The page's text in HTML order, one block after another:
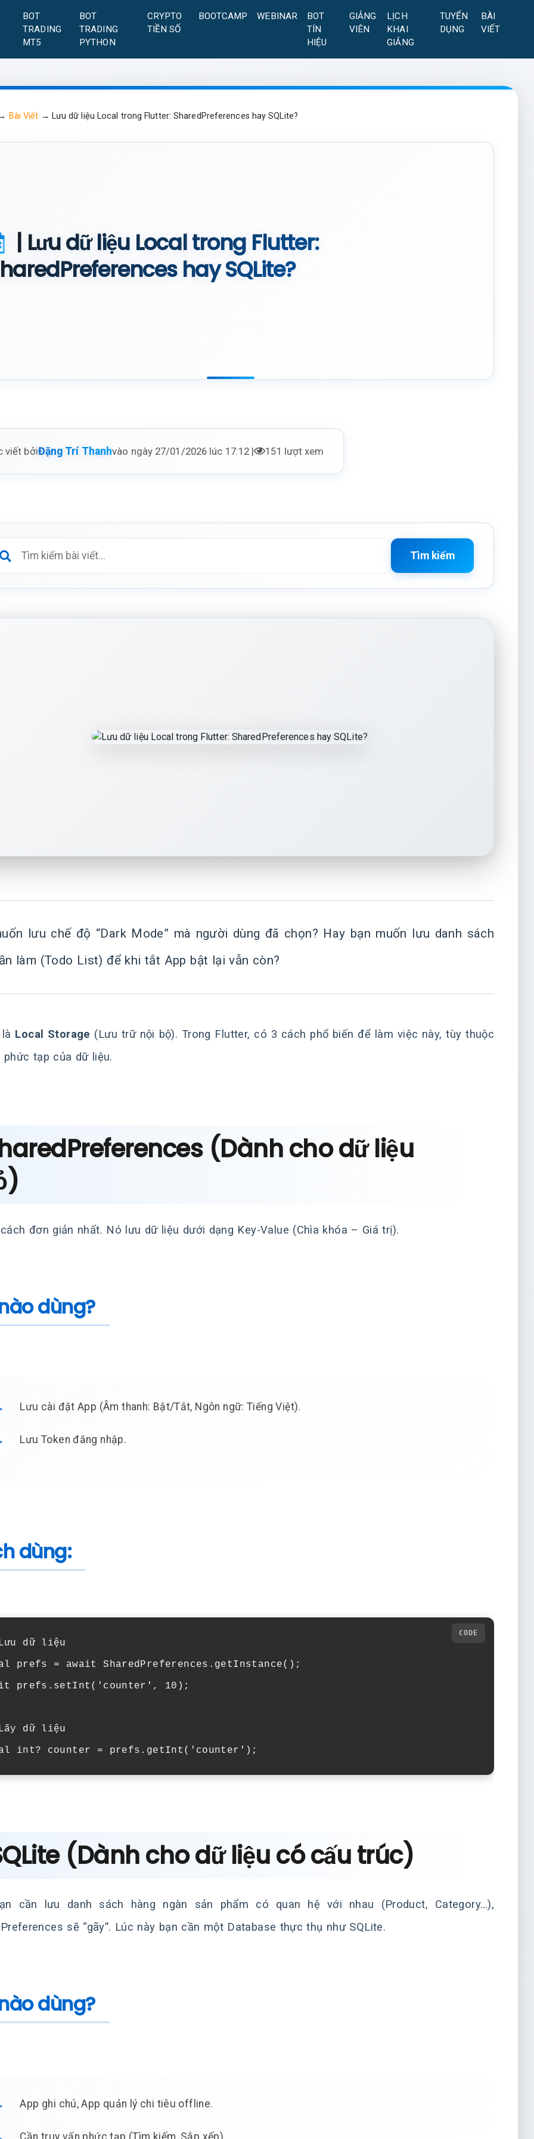
BOT
TRADING
MT5
BOT
TRADING
PYTHON
CRYPTO
TIỀN SỐ
BOOTCAMP WEBINAR
BOT
TÍN
HIỆU
GIẢNG
VIÊN
LỊCH
KHAI
GIẢNG
TUYỂN
DỤNG
BÀI
VIẾT
Bài Viết → Lưu dữ liệu Local trong Flutter: SharedPreferences hay SQLite?
| Lưu dữ liệu Local trong Flutter:
hay SQLite?
viết bởiĐặng Trí Thanhvào ngày 27/01/2026 lúc 17:12 | 151 lượt xem
Tìm kiếm
lưu chế độ “Dark Mode” mà người dùng đã chọn? Hay bạn muốn lưu danh sách
làm (Todo List) để khi tắt App bật lại vẫn còn?
Local Storage (Lưu trữ nội bộ). Trong Flutter, có 3 cách phổ biến để làm việc này, tùy thuộc
phức tạp của dữ liệu.
(Dành cho dữ liệu
đơn giản nhất. Nó lưu dữ liệu dưới dạng Key-Value (Chìa khóa – Giá trị).
dùng?
Lưu cài đặt App (Âm thanh: Bật/Tắt, Ngôn ngữ: Tiếng Việt).
Lưu Token đăng nhập.
dùng:
dữ liệu
prefs = await SharedPreferences . getInstance();
prefs . setInt ( 'counter' , 10 );
dữ liệu
int? counter = prefs . getInt ( 'counter' );
(Dành cho dữ liệu có cấu trúc)
cần lưu danh sách hàng ngàn sản phẩm có quan hệ với nhau (Product, Category…),
sẽ “gãy”. Lúc này bạn cần một Database thực thụ như SQLite.
dùng?
App ghi chú, App quản lý chi tiêu offline.